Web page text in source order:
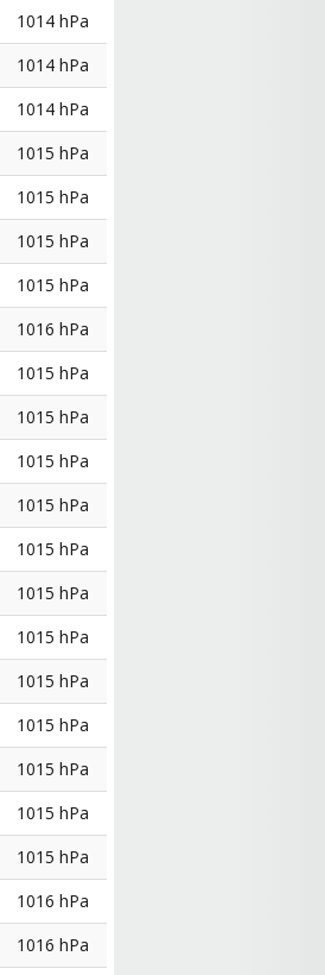
1014 hPa
1014 hPa
1014 hPa
1015 hPa
1015 hPa
1015 hPa
1015 hPa
1016 hPa
1015 hPa
1015 hPa
1015 hPa
1015 hPa
1015 hPa
1015 hPa
1015 hPa
1015 hPa
1015 hPa
1015 hPa
1015 hPa
1015 hPa
1016 hPa
1016 hPa